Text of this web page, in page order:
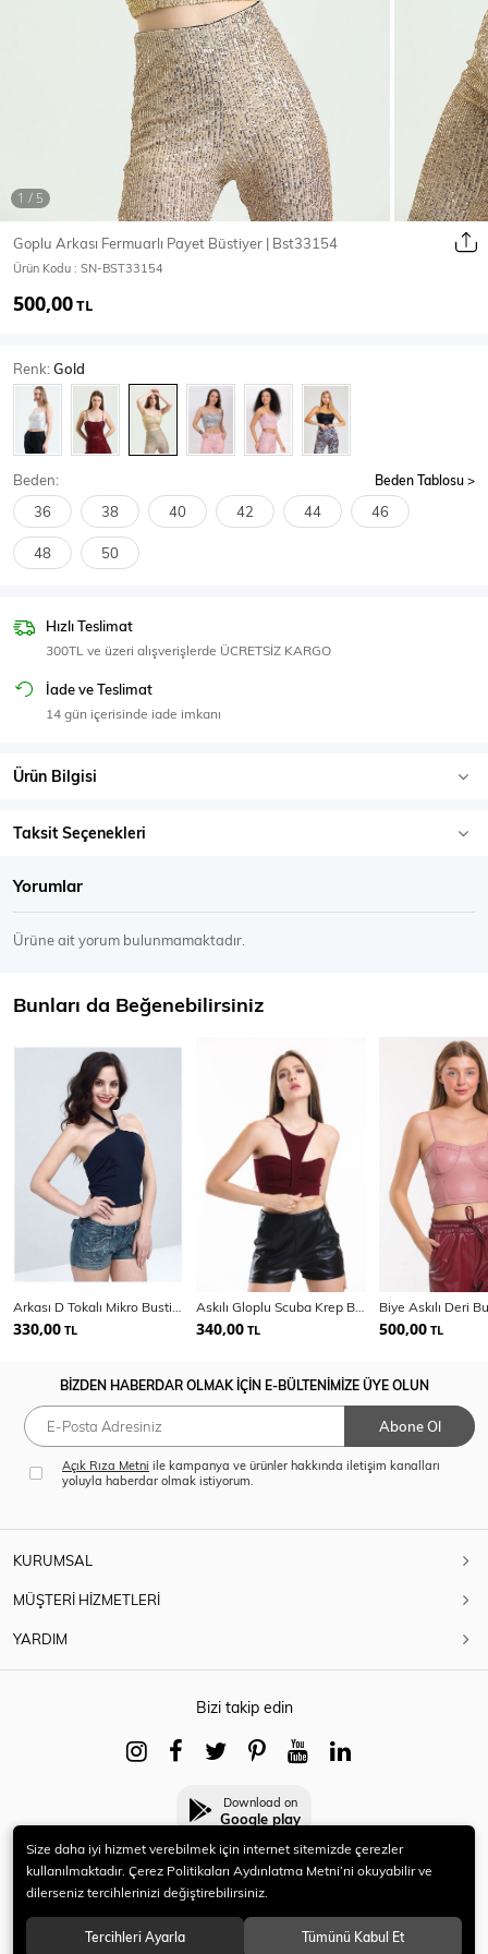
Mont & Kaban Yağmurluk
T-Shirt
Body Atlet Crop & Büstiyer
SPOR GİYİM
Eşofman Üstü
Goplu Arkası Fermuarlı Payet Büstiyer | Bst33154
Ürün Kodu : SN-BST33154
500,00TL
Renk:Gold
Beden: Beden Tablosu
36 38 40 42 44 46
48 50
Hızlı Teslimat
300TL ve üzeri alışverişlerde ÜCRETSİZ KARGO
İade ve Teslimat
14 gün içerisinde iade imkanı
Ürün Bilgisi
Taksit Seçenekleri
Yorumlar
Ürüne ait yorum bulunmamaktadır.
Bunları da Beğenebilirsiniz
330,00 TL 340,00 TL 500,00 TL
BİZDEN HABERDAR OLMAK İÇİN E-BÜLTENİMİZE ÜYE OLUN
Abone Ol
Açık Rıza Metni ile kampanya ve ürünler hakkında iletişim kanalları
yoluyla haberdar olmak istiyorum.
KURUMSAL
MÜŞTERİ HİZMETLERİ
YARDIM
Bizi takip edin
Download on
Google play
© 2021 HERYENİ. Tüm hakları saklıdır.
Size daha iyi hizmet verebilmek için internet sitemizde çerezler
kullanılmaktadır. Çerez Politikaları Aydınlatma Metni’ni okuyabilir ve
dilerseniz tercihlerinizi değiştirebilirsiniz.
Tercihleri Ayarla Tümünü Kabul Et